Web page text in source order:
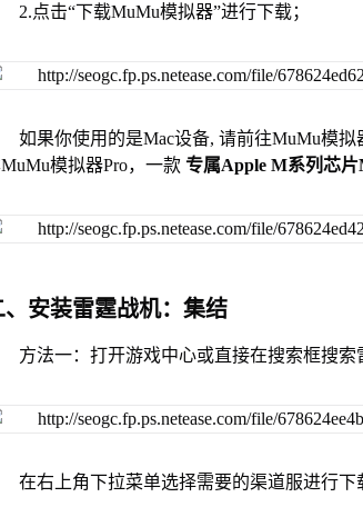
2.点击“下载MuMu模拟器”进行下载；
如果你使用的是Mac设备, 请前往MuMu模
模拟器Pro，一款 专属Apple M系列芯
、安装雷霆战机：集结
方法一：打开游戏中心或直接在搜索框搜索
在右上角下拉菜单选择需要的渠道服进行下